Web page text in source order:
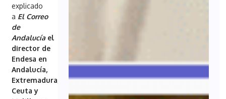
explicado
a El Correo
de
Andalucía el
director de
Endesa en
Andalucía,
Extremadura,
Ceuta y